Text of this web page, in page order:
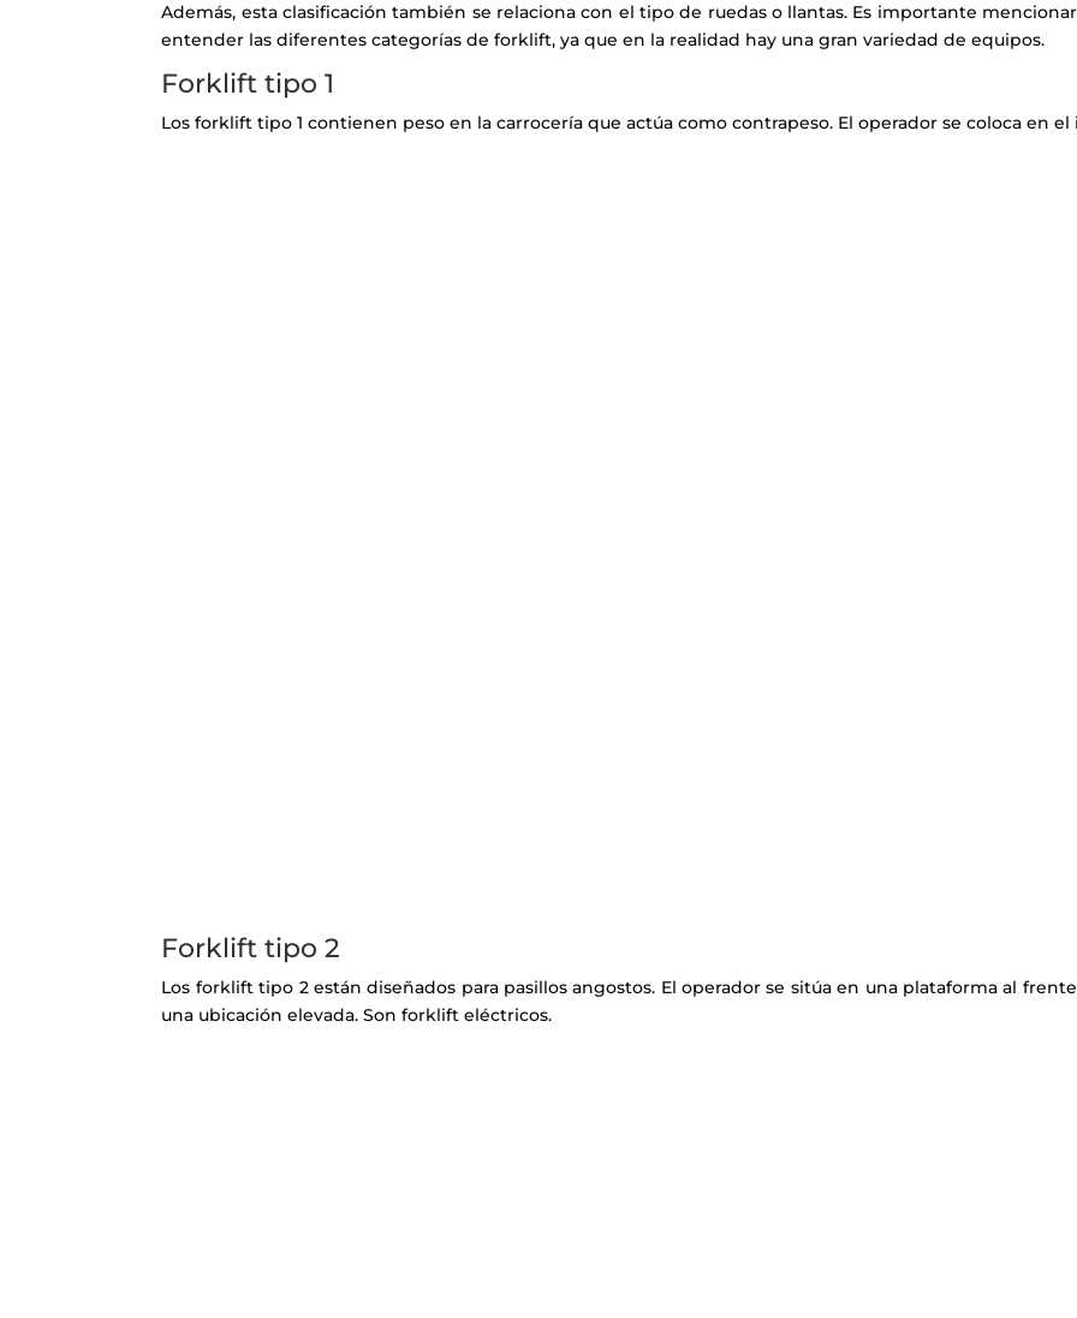
Además, esta clasificación también se relaciona con el tipo de ruedas o llantas. Es importante
entender las diferentes categorías de forklift, ya que en la realidad hay una gran variedad de equipos.
Forklift tipo 1
Los forklift tipo 1 contienen peso en la carrocería que actúa como contrapeso. El operador se coloca en
Forklift tipo 2
Los forklift tipo 2 están diseñados para pasillos angostos. El operador se sitúa en una plataforma al
una ubicación elevada. Son forklift eléctricos.